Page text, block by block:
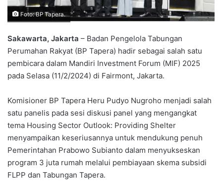
Foto: BP Tapera.
Sakawarta, Jakarta – Badan Pengelola Tabungan
Perumahan Rakyat (BP Tapera) hadir sebagai salah satu
pembicara dalam Mandiri Investment Forum (MIF) 2025
pada Selasa (11/2/2024) di Fairmont, Jakarta.
Komisioner BP Tapera Heru Pudyo Nugroho menjadi salah
satu panelis pada sesi diskusi panel yang mengangkat
tema Housing Sector Outlook: Providing Shelter
menyampaikan keseriusannya untuk mendukung penuh
Pemerintahan Prabowo Subianto dalam menyukseskan
program 3 juta rumah melalui pembiayaan skema subsidi
FLPP dan Tabungan Tapera.